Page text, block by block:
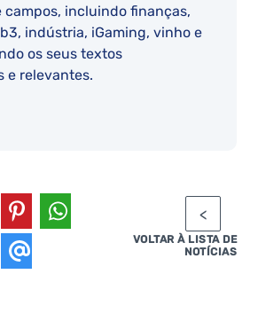
campos, incluindo finanças,
indústria, iGaming, vinho e
os seus textos
e relevantes.
VOLTAR À LISTA DE
NOTÍCIAS